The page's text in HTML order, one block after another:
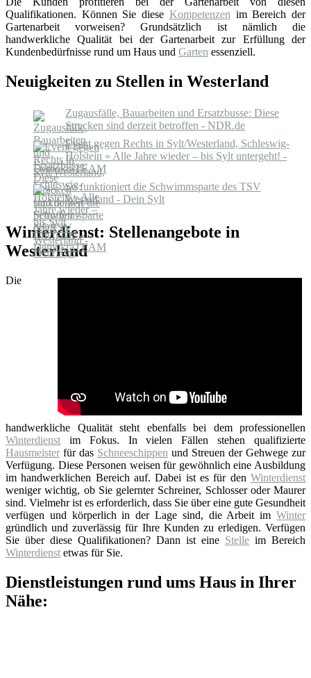
Qualifikationen. Können Sie diese Kompetenzen im Bereich der
Gartenarbeit vorweisen? Grundsätzlich ist nämlich die
handwerkliche Qualität bei der Gartenarbeit zur Erfüllung der
Kundenbedürfnisse rund um Haus und Garten essenziell.
Neuigkeiten zu Stellen in Westerland
Zugausfälle, Bauarbeiten und Ersatzbusse: Diese
Strecken sind derzeit betroffen - NDR.de
Event gegen Rechts in Sylt/Westerland, Schleswig-
Holstein » Alle Jahre wieder – bis Sylt untergeht! -
DemokraTEAM
So funktioniert die Schwimmsparte des TSV
Westerland - Dein Sylt
Winterdienst: Stellenangebote in
Westerland
Die
handwerkliche Qualität steht ebenfalls bei dem professionellen
Winterdienst im Fokus. In vielen Fällen stehen qualifizierte
Hausmeister für das Schneeschippen und Streuen der Gehwege zur
Verfügung. Diese Personen weisen für gewöhnlich eine Ausbildung
im handwerklichen Bereich auf. Dabei ist es für den Winterdienst
weniger wichtig, ob Sie gelernter Schreiner, Schlosser oder Maurer
sind. Vielmehr ist es erforderlich, dass Sie über eine gute Gesundheit
verfügen und körperlich in der Lage sind, die Arbeit im Winter
gründlich und zuverlässig für Ihre Kunden zu erledigen. Verfügen
Sie über diese Qualifikationen? Dann ist eine Stelle im Bereich
Winterdienst etwas für Sie.
Dienstleistungen rund ums Haus in Ihrer
Nähe: